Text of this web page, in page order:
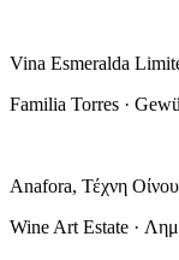
Vina Esmeralda
Familia Torres ·
Anafora, Τέχνη Οίνου
Wine Art Estate ·